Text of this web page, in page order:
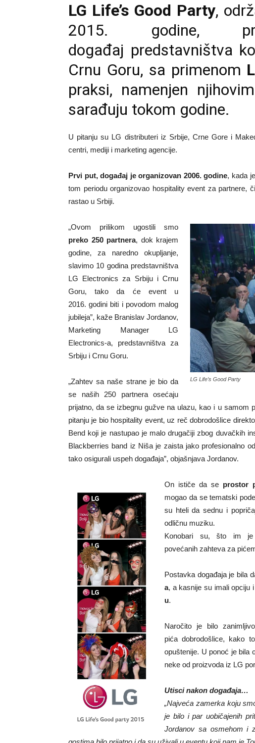
LG Life’s Good Party,
2015. godine,
događaj predstavništva
Crnu Goru, sa primenom
praksi, namenjen
sarađuju tokom godine.
U pitanju su LG distributeri iz Srbije, Crne Gore i
centri, mediji i marketing agencije.
Prvi put, događaj je organizovan 2006. godine, kada
tom periodu organizovao hospitality event za partnere,
rastao u Srbiji.
LG Life’s Good Party
„Ovom prilikom ugostili smo
preko 250 partnera, dok krajem
godine, za naredno okupljanje,
slavimo 10 godina predstavništva
LG Electronics za Srbiju i Crnu
Goru, tako da će event u
2016. godini biti i povodom malog
jubileja”, kaže Branislav Jordanov,
Marketing Manager LG
Electronics-a, predstavništva za
Srbiju i Crnu Goru.
„Zahtev sa naše strane je bio da
se naših 250 partnera osećaju
prijatno, da se izbegnu gužve na ulazu, kao i u samom
pitanju je bio hospitality event, uz reč dobrodošlice
Bend koji je nastupao je malo drugačiji zbog duvačkih
Blackberries band iz Niša je zaista jako profesionalno
tako osigurali uspeh događaja”, objašnjava Jordanov.
On ističe da se prostor
mogao da se tematski
su hteli da sednu i
odličnu muziku.
Konobari su, što im je
povećanih zahteva za
Postavka događaja je bila
a, a kasnije su imali opciju
u.
Naročito je bilo
pića dobrodošlice, kako
opuštenije. U ponoć je bila
neke od proizvoda iz LG
Utisci nakon događaja…
„Najveća zamerka koju
je bilo i par uobičajenih
Jordanov sa osmehom i